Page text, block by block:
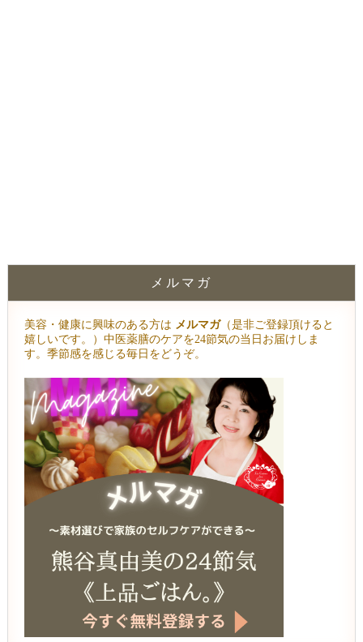
メルマガ
美容・健康に興味のある方は メルマガ（是非ご登録頂けると
嬉しいです。）中医薬膳のケアを24節気の当日お届けしま
す。季節感を感じる毎日をどうぞ。